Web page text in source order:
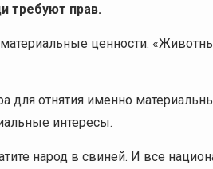
требуют прав.
ценности.
отнятия именно
интересы.
народ в свиней. И все